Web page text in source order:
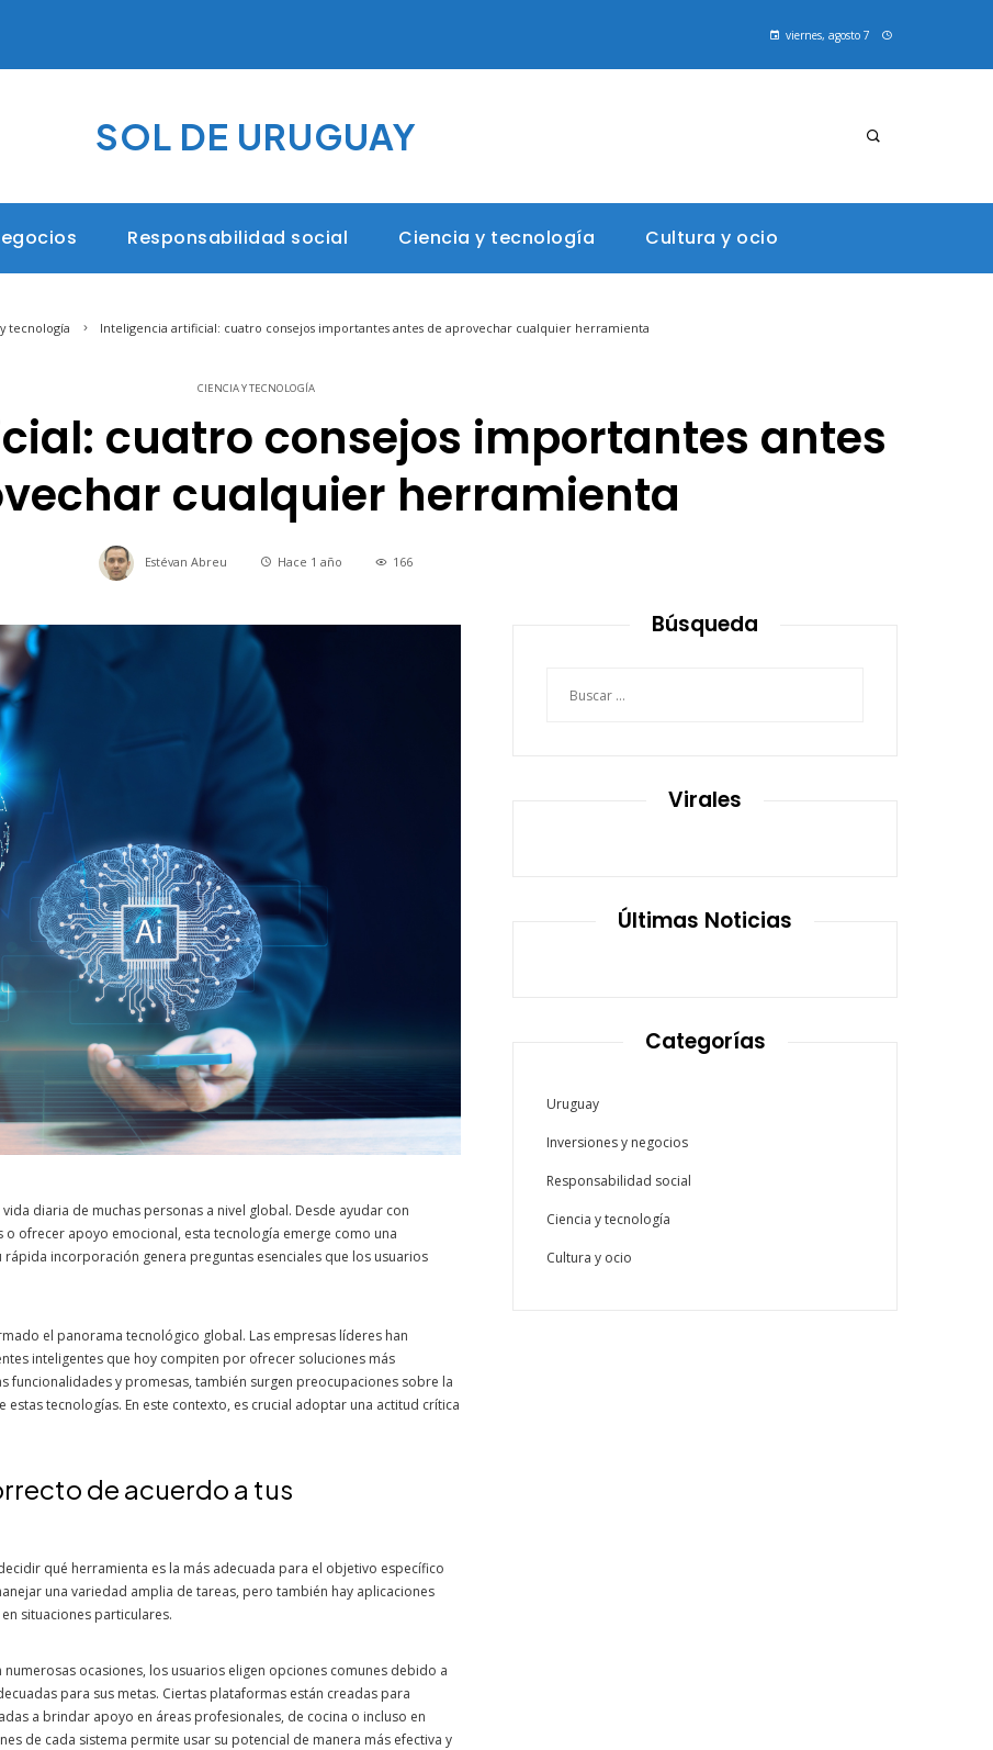
viernes, agosto 7
SOL DE URUGUAY
Responsabilidad social Ciencia y tecnología Cultura y ocio
tecnología Inteligencia artificial: cuatro consejos importantes antes de aprovechar cualquier herramienta
CIENCIA Y TECNOLOGÍA
cuatro consejos importantes antes
cualquier herramienta
Estévan Abreu Hace 1 año 166
diaria de muchas personas a nivel global. Desde ayudar con
ofrecer apoyo emocional, esta tecnología emerge como una
incorporación genera preguntas esenciales que los usuarios
el panorama tecnológico global. Las empresas líderes han
inteligentes que hoy compiten por ofrecer soluciones más
funcionalidades y promesas, también surgen preocupaciones sobre la
tecnologías. En este contexto, es crucial adoptar una actitud crítica
de acuerdo a tus
qué herramienta es la más adecuada para el objetivo específico
una variedad amplia de tareas, pero también hay aplicaciones
situaciones particulares.
ocasiones, los usuarios eligen opciones comunes debido a
para sus metas. Ciertas plataformas están creadas para
a brindar apoyo en áreas profesionales, de cocina o incluso en
de cada sistema permite usar su potencial de manera más efectiva y
Búsqueda
Virales
Últimas Noticias
Categorías
Uruguay
Inversiones y negocios
Responsabilidad social
Ciencia y tecnología
Cultura y ocio